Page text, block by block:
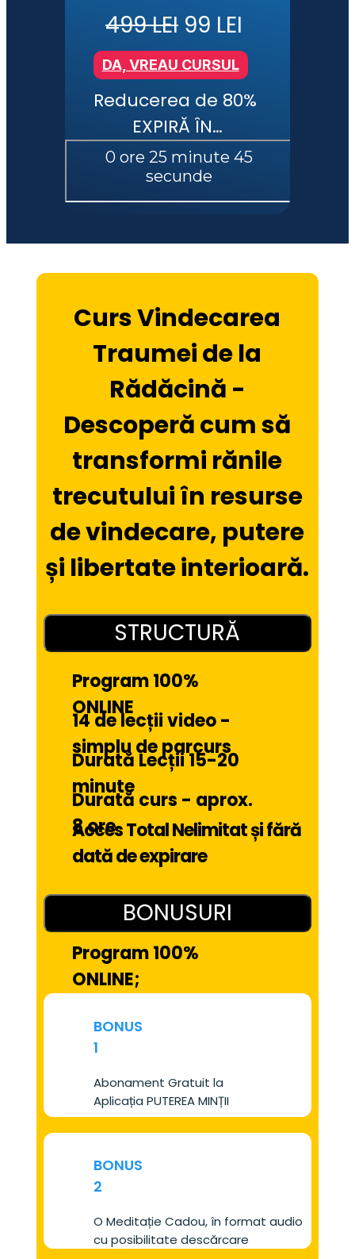
DA, VREAU CURSUL
499 LEI 99 LEI
Reducerea de 80%
EXPIRĂ ÎN…
Curs Vindecarea
Traumei de la
Rădăcină -
Descoperă cum să
transformi rănile
trecutului în resurse
de vindecare, putere
și libertate interioară.
STRUCTURĂ
BONUSURI
Program 100%
ONLINE
14 de lecții video -
simplu de parcurs
Durată Lecții 15-20
minute
Durată curs - aprox.
8 ore
Acces Total Nelimitat și fără
dată de expirare
Program 100%
ONLINE;
BONUS
1
Abonament Gratuit la
Aplicația PUTEREA MINȚII
BONUS
2
O Meditație Cadou, în format audio
cu posibilitate descărcare